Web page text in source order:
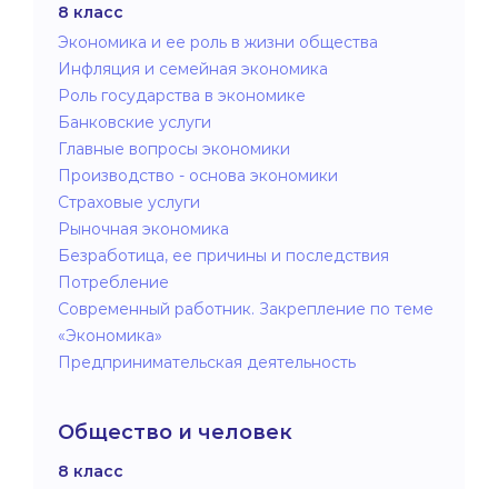
8 класс
Экономика и ее роль в жизни общества
Инфляция и семейная экономика
Роль государства в экономике
Банковские услуги
Главные вопросы экономики
Производство - основа экономики
Страховые услуги
Рыночная экономика
Безработица, ее причины и последствия
Потребление
Современный работник. Закрепление по теме
«Экономика»
Предпринимательская деятельность
Общество и человек
8 класс